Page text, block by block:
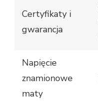
Certyfikaty i
gwarancja
Napięcie
znamionowe
maty